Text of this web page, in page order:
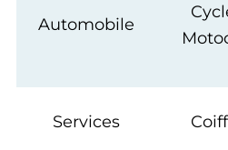
Automobile
Services